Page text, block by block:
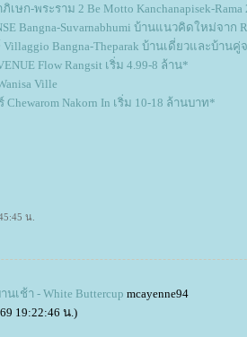
ก-พระราม 2 Be Motto Kanchanapisek-Rama
Bangna-Suvarnabhumi บ้านแนวคิดใหม่จาก
Bangna-Theparak บ้านเดี่ยวและบ้านคู่
Flow Rangsit เริ่ม 4.99-8 ล้าน*
Ville
Nakorn In เริ่ม 10-18 ล้านบาท*
น.
นเช้า - White Buttercup mcayenne94
19:22:46 น.)